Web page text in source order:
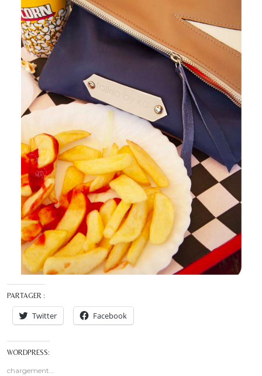
PARTAGER :
Twitter Facebook
WORDPRESS:
chargement…